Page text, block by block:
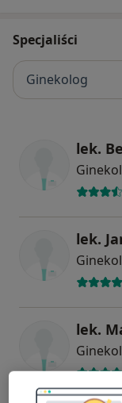
Specjaliści
Ginekolog
lek.
lek.
lek.